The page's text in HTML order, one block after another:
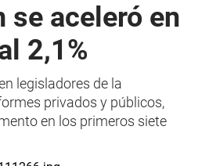
se aceleró en
2,1%
legisladores de la
privados y públicos,
en los primeros siete